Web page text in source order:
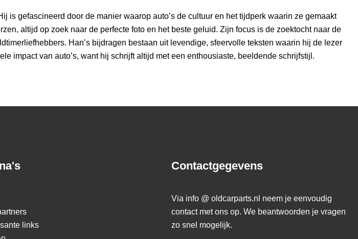
gefascineerd door de manier waarop auto’s de cultuur en het tijdperk waarin ze gemaakt
altijd op zoek naar de perfecte foto en het beste geluid. Zijn focus is de zoektocht naar de
Han’s bijdragen bestaan uit levendige, sfeervolle teksten waarin hij de lezer
impact van auto’s, want hij schrijft altijd met een enthousiaste, beeldende schrijfstijl.
links
Contactgegevens
Via info @ oldcarparts.nl neem je eenvoudig
contact met ons op. We beantwoorden je vragen
zo snel mogelijk.